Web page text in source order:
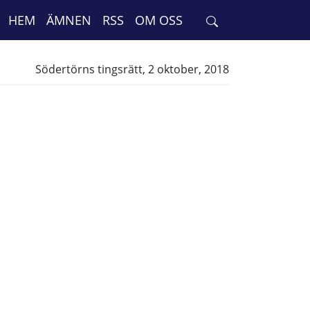
HEM ÄMNEN RSS OM OSS
Södertörns tingsrätt, 2 oktober, 2018